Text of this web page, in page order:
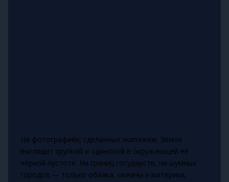
На фотографиях, сделанных экипажем, Земля
выглядит хрупкой и одинокой в окружающей её
чёрной пустоте. Ни границ государств, ни шумных
городов — только облака, океаны и материки,